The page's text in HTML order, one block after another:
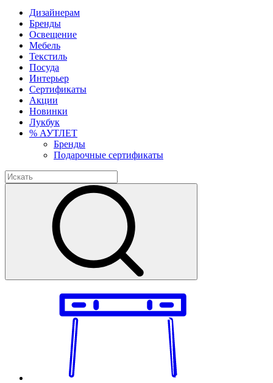
Дизайнерам
Бренды
Освещение
Мебель
Текстиль
Посуда
Интерьер
Сертификаты
Акции
Новинки
Лукбук
% АУТЛЕТ
Бренды
Подарочные сертификаты